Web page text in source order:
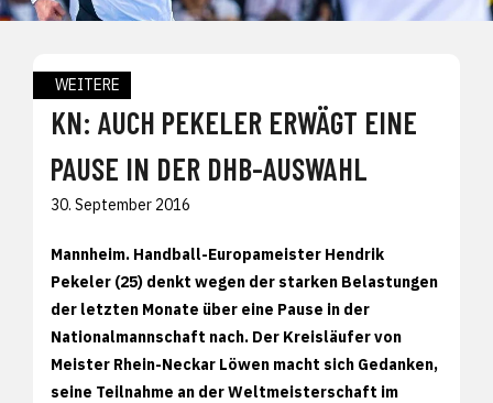
WEITERE
KN: AUCH PEKELER ERWÄGT EINE
PAUSE IN DER DHB-AUSWAHL
30. September 2016
Mannheim. Handball-Europameister Hendrik
Pekeler (25) denkt wegen der starken Belastungen
der letzten Monate über eine Pause in der
Nationalmannschaft nach. Der Kreisläufer von
Meister Rhein-Neckar Löwen macht sich Gedanken,
seine Teilnahme an der Weltmeisterschaft im